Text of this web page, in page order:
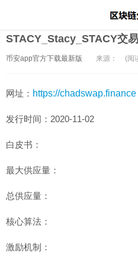
STACY_Stacy_STACY交
币安app官方下载最新版 来源： (阅
网址： https://chadswap.finance
发行时间：2020-11-02
白皮书：
最大供应量：
总供应量：
核心算法：
激励机制：